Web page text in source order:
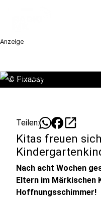
Anzeige
© Pixabay
Teilen: open_in_new
Kitas freuen
Nach acht Wochen
Eltern im Märkischen
Hoffnungsschimmer!